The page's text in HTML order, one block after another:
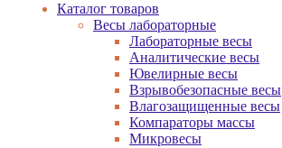
Каталог товаров
Весы лабораторные
Лабораторные весы
Аналитические весы
Ювелирные весы
Взрывобезопасные весы
Влагозащищенные весы
Компараторы массы
Микровесы